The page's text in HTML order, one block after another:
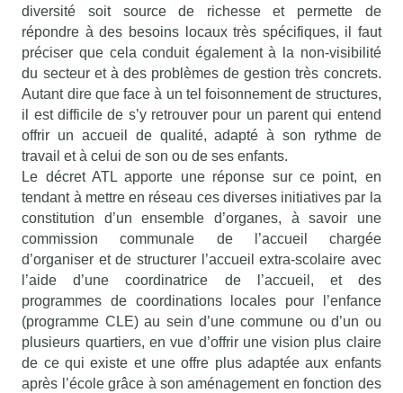
diversité soit source de richesse et permette de
répondre à des besoins locaux très spécifiques, il faut
préciser que cela conduit également à la non-visibilité
du secteur et à des problèmes de gestion très concrets.
Autant dire que face à un tel foisonnement de structures,
il est difficile de s’y retrouver pour un parent qui entend
offrir un accueil de qualité, adapté à son rythme de
travail et à celui de son ou de ses enfants.
Le décret ATL apporte une réponse sur ce point, en
tendant à mettre en réseau ces diverses initiatives par la
constitution d’un ensemble d’organes, à savoir une
commission communale de l’accueil chargée
d’organiser et de structurer l’accueil extra-scolaire avec
l’aide d’une coordinatrice de l’accueil, et des
programmes de coordinations locales pour l’enfance
(programme CLE) au sein d’une commune ou d’un ou
plusieurs quartiers, en vue d’offrir une vision plus claire
de ce qui existe et une offre plus adaptée aux enfants
après l’école grâce à son aménagement en fonction des